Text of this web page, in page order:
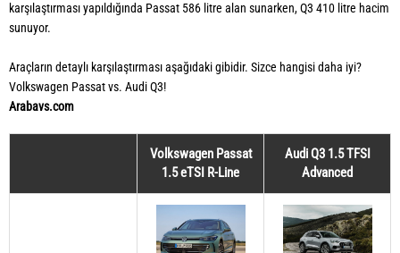
karşılaştırması yapıldığında Passat 586 litre alan sunarken, Q3 410 litre hacim
sunuyor.
Araçların detaylı karşılaştırması aşağıdaki gibidir. Sizce hangisi daha iyi?
Volkswagen Passat vs. Audi Q3!
Arabavs.com
Volkswagen Passat
1.5 eTSI R-Line
Audi Q3 1.5 TFSI
Advanced